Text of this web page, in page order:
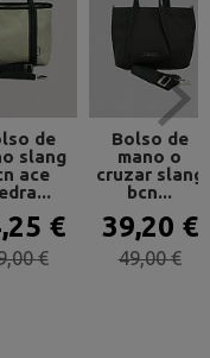
de
slang
ace
€
€
Bolso de
mano o
cruzar slang
bcn...
39,20 €
49,00 €